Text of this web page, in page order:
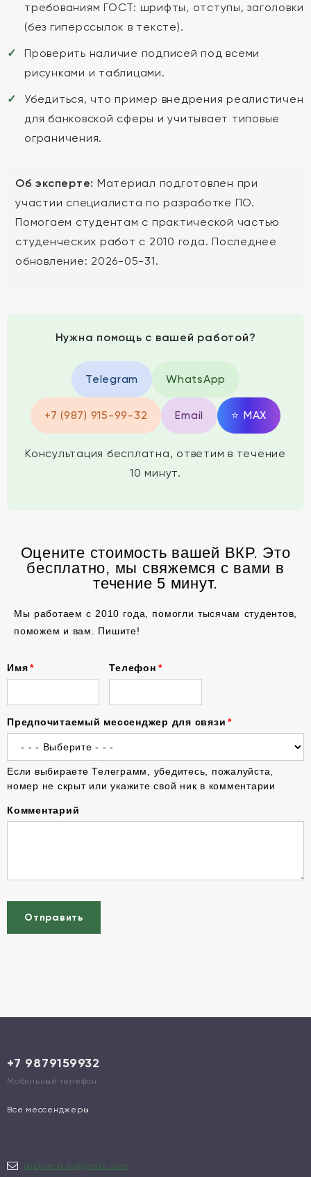
требованиям ГОСТ: шрифты, отступы, заголовки
(без гиперссылок в тексте).
Проверить наличие подписей под всеми
рисунками и таблицами.
Убедиться, что пример внедрения реалистичен
для банковской сферы и учитывает типовые
ограничения.
Об эксперте: Материал подготовлен при
участии специалиста по разработке ПО.
Помогаем студентам с практической частью
студенческих работ с 2010 года. Последнее
обновление: 2026-05-31.
Нужна помощь с вашей работой?
Telegram WhatsApp
+7 (987) 915-99-32 Email ⭐ MAX
Консультация бесплатна, ответим в течение
10 минут.
Оцените стоимость вашей ВКР. Это
бесплатно, мы свяжемся с вами в
течение 5 минут.
Мы работаем с 2010 года, помогли тысячам студентов,
поможем и вам. Пишите!
Имя Телефон
Предпочитаемый мессенджер для связи
Если выбираете Телеграмм, убедитесь, пожалуйста,
номер не скрыт или укажите свой ник в комментарии
Комментарий
Отправить
+7 9879159932
Мобильный телефон
Все мессенджеры
diplom.it.ru@gmail.com